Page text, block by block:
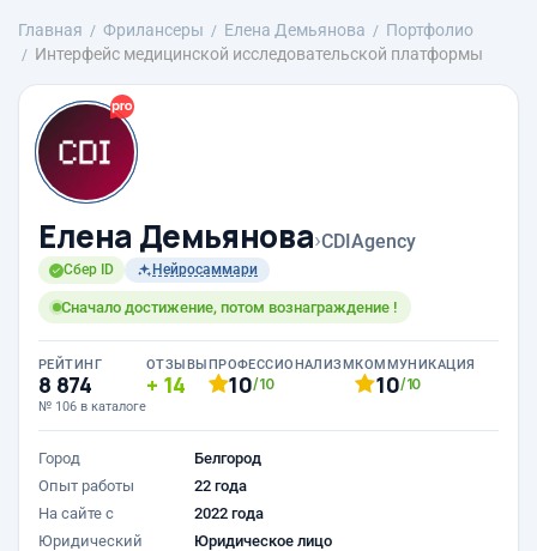
Главная Фрилансеры Елена Демьянова
Портфолио
Интерфейс медицинской исследовательской платформы
Елена Демьянова›CDIAgency
Сбер ID Нейросаммари
Сначало достижение, потом вознаграждение !
РЕЙТИНГ
8 874
№ 106 в каталоге
ОТЗЫВЫ
14
ПРОФЕССИОНАЛИЗМ
10/10
КОММУНИКАЦИЯ
10/10
Город
Белгород
Опыт работы
22 года
На сайте с
2022 года
Юридический
Юридическое лицо